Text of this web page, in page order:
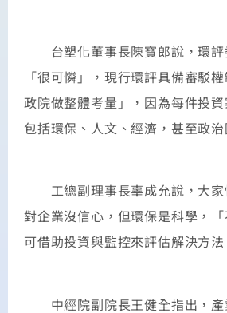
台塑化董事長陳寶郎說，環評
「很可憐」，現行環評具備審駁
政院做整體考量」，因為每件投資
包括環保、人文、經濟，甚至政治
工總副理事長辜成允說，大家
對企業沒信心，但環保是科學，「
可借助投資與監控來評估解決方法
中經院副院長王健全指出，產